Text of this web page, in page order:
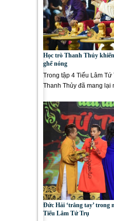
Học trò Thanh Thủy
ghế nóng
Trong tập 4 Tiếu Lâm Tứ
Thanh Thủy đã mang lại
Đức Hải ‘trắng tay’ trong
Tiếu Lâm Tứ Trụ